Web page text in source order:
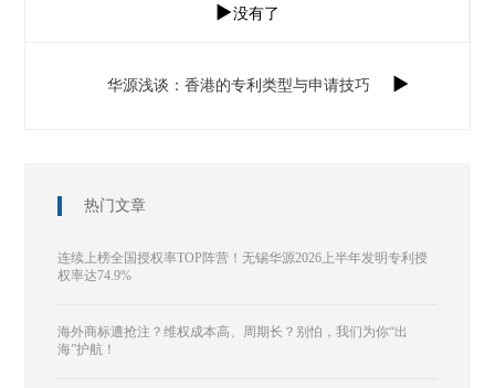
没有了
华源浅谈：香港的专利类型与申请技巧 
热门文章
连续上榜全国授权率TOP阵营！无锡华源2026上半年发明专利授
权率达74.9%
海外商标遭抢注？维权成本高、周期长？别怕，我们为你“出
海”护航！